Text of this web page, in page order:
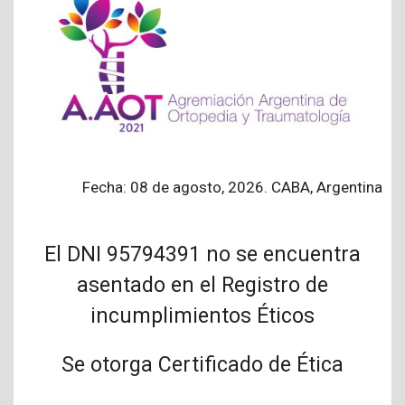
Fecha: 08 de agosto, 2026. CABA, Argentina
El DNI 95794391 no se encuentra
asentado en el Registro de
incumplimientos Éticos
Se otorga Certificado de Ética